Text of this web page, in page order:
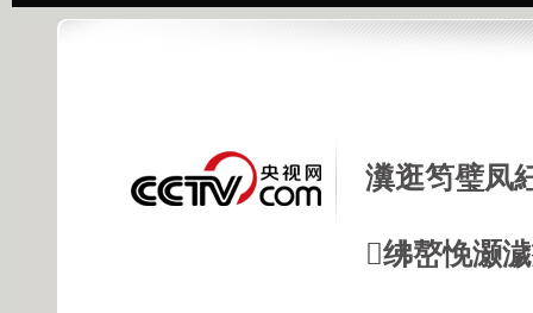
瀵逛笉璧凤
绋嶅悗灏